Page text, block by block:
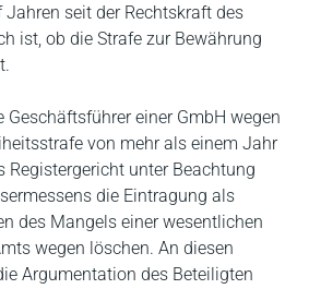
seit der Rechtskraft des
ist, ob die Strafe zur Bewährung
Geschäftsführer einer GmbH wegen
von mehr als einem Jahr
Registergericht unter Beachtung
die Eintragung als
des Mangels einer wesentlichen
wegen löschen. An diesen
Argumentation des Beteiligten